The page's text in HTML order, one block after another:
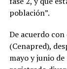
población”.
De acuerdo
(Cenapred),
mayo y junio